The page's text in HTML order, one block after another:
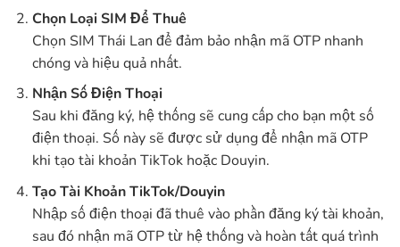
Chọn Loại SIM Để Thuê
Chọn SIM Thái Lan để đảm bảo nhận mã OTP nhanh
chóng và hiệu quả nhất.
Nhận Số Điện Thoại
Sau khi đăng ký, hệ thống sẽ cung cấp cho bạn một số
điện thoại. Số này sẽ được sử dụng để nhận mã OTP
khi tạo tài khoản TikTok hoặc Douyin.
Tạo Tài Khoản TikTok/Douyin
Nhập số điện thoại đã thuê vào phần đăng ký tài khoản,
sau đó nhận mã OTP từ hệ thống và hoàn tất quá trình